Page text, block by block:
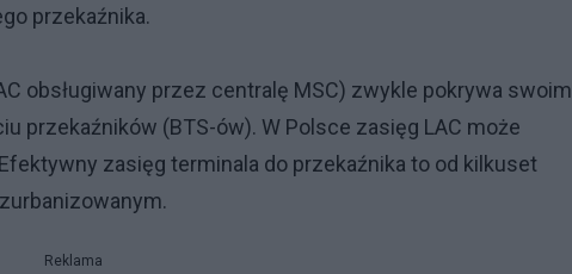
przekaźnika.
obsługiwany przez centralę MSC) zwykle pokrywa swoim
przekaźników (BTS-ów). W Polsce zasięg LAC może
zasięg terminala do przekaźnika to od kilkuset
Reklama